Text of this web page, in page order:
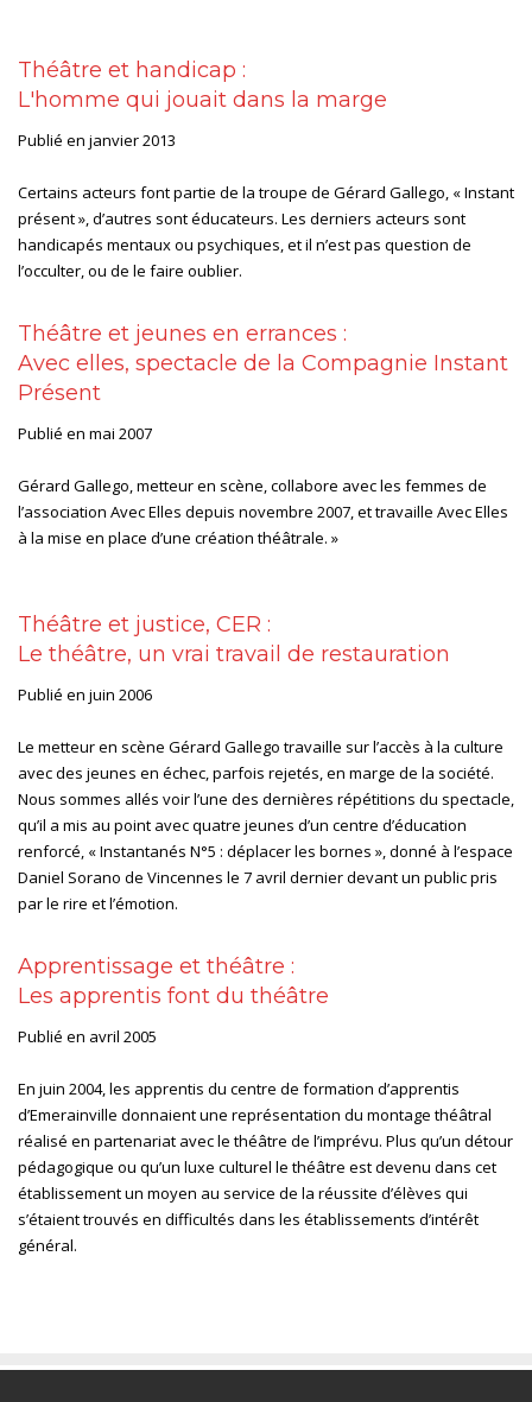
Théâtre et handicap :
L'homme qui jouait dans la marge
Publié en janvier 2013
Certains acteurs font partie de la troupe de Gérard Gallego, « Instant
présent », d’autres sont éducateurs. Les derniers acteurs sont
handicapés mentaux ou psychiques, et il n’est pas question de
l’occulter, ou de le faire oublier.
Théâtre et jeunes en errances :
Avec elles, spectacle de la Compagnie Instant
Présent
Publié en mai 2007
Gérard Gallego, metteur en scène, collabore avec les femmes de
l’association Avec Elles depuis novembre 2007, et travaille Avec Elles
à la mise en place d’une création théâtrale. »
Théâtre et justice, CER :
Le théâtre, un vrai travail de restauration
Publié en juin 2006
Le metteur en scène Gérard Gallego travaille sur l’accès à la culture
avec des jeunes en échec, parfois rejetés, en marge de la société.
Nous sommes allés voir l’une des dernières répétitions du spectacle,
qu’il a mis au point avec quatre jeunes d’un centre d’éducation
renforcé, « Instantanés N°5 : déplacer les bornes », donné à l’espace
Daniel Sorano de Vincennes le 7 avril dernier devant un public pris
par le rire et l’émotion.
Apprentissage et théâtre :
Les apprentis font du théâtre
Publié en avril 2005
En juin 2004, les apprentis du centre de formation d’apprentis
d’Emerainville donnaient une représentation du montage théâtral
réalisé en partenariat avec le théâtre de l’imprévu. Plus qu’un détour
pédagogique ou qu’un luxe culturel le théâtre est devenu dans cet
établissement un moyen au service de la réussite d’élèves qui
s’étaient trouvés en difficultés dans les établissements d’intérêt
général.